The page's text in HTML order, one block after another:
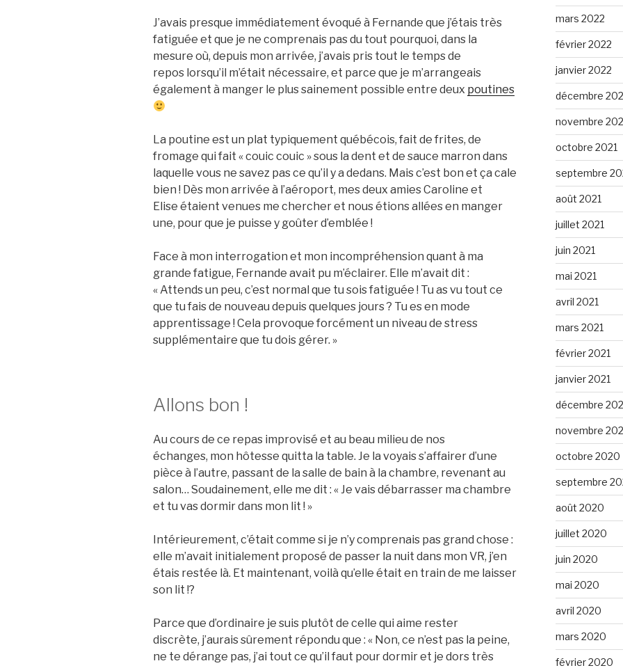
J’avais presque immédiatement évoqué à Fernande que j’étais très
fatiguée et que je ne comprenais pas du tout pourquoi, dans la
mesure où, depuis mon arrivée, j’avais pris tout le temps de
repos lorsqu’il m’était nécessaire, et parce que je m’arrangeais
également à manger le plus sainement possible entre deux poutines
La poutine est un plat typiquement québécois, fait de frites, de
fromage qui fait « couic couic » sous la dent et de sauce marron dans
laquelle vous ne savez pas ce qu’il y a dedans. Mais c’est bon et ça cale
bien ! Dès mon arrivée à l’aéroport, mes deux amies Caroline et
Elise étaient venues me chercher et nous étions allées en manger
une, pour que je puisse y goûter d’emblée !
Face à mon interrogation et mon incompréhension quant à ma
grande fatigue, Fernande avait pu m’éclairer. Elle m’avait dit :
« Attends un peu, c’est normal que tu sois fatiguée ! Tu as vu tout ce
que tu fais de nouveau depuis quelques jours ? Tu es en mode
apprentissage ! Cela provoque forcément un niveau de stress
supplémentaire que tu dois gérer. »
Allons bon !
Au cours de ce repas improvisé et au beau milieu de nos
échanges, mon hôtesse quitta la table. Je la voyais s’affairer d’une
pièce à l’autre, passant de la salle de bain à la chambre, revenant au
salon… Soudainement, elle me dit : « Je vais débarrasser ma chambre
et tu vas dormir dans mon lit ! »
Intérieurement, c’était comme si je n’y comprenais pas grand chose :
elle m’avait initialement proposé de passer la nuit dans mon VR, j’en
étais restée là. Et maintenant, voilà qu’elle était en train de me laisser
son lit !?
Parce que d’ordinaire je suis plutôt de celle qui aime rester
discrète, j’aurais sûrement répondu que : « Non, ce n’est pas la peine,
ne te dérange pas, j’ai tout ce qu’il faut pour dormir et je dors très
mars 2022
février 2022
janvier 2022
décembre
novembre
octobre 2021
septembre
août 2021
juillet 2021
juin 2021
mai 2021
avril 2021
mars 2021
février 2021
janvier 2021
décembre
novembre
octobre 2020
septembre
août 2020
juillet 2020
juin 2020
mai 2020
avril 2020
mars 2020
février 2020